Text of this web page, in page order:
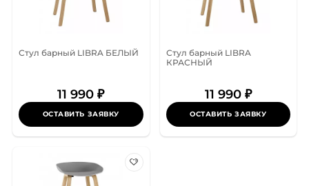
Стул барный LIBRA БЕЛЫЙ
11 990 ₽
ОСТАВИТЬ ЗАЯВКУ
Стул барный LIBRA
КРАСНЫЙ
11 990 ₽
ОСТАВИТЬ ЗАЯВКУ